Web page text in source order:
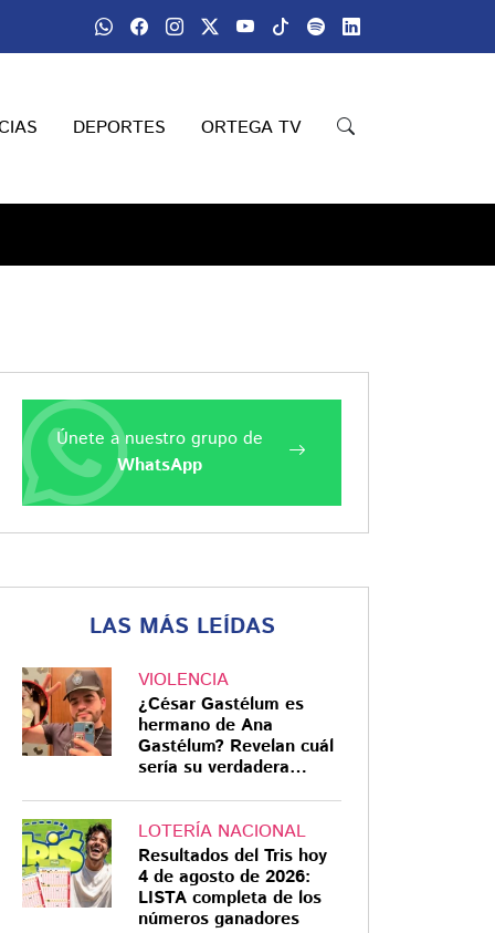
DEPORTES ORTEGA TV
Únete a nuestro grupo de
WhatsApp
LAS MÁS LEÍDAS
VIOLENCIA
¿César Gastélum es
hermano de Ana
Gastélum? Revelan cuál
sería su verdadera
LOTERÍA NACIONAL
Resultados del Tris hoy
4 de agosto de 2026:
LISTA completa de los
números ganadores